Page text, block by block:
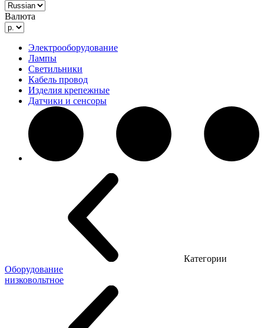
Валюта
Электрооборудование
Лампы
Светильники
Кабель провод
Изделия крепежные
Датчики и сенсоры
Категории
Оборудование
низковольтное